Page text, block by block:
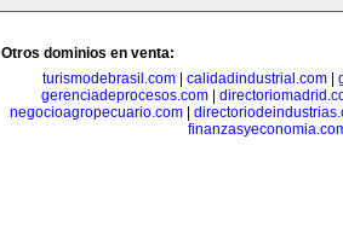
Otros dominios en venta:
turismodebrasil.com
calidadindustrial.com
gerenciadeprocesos.com
negocioagropecuario.com